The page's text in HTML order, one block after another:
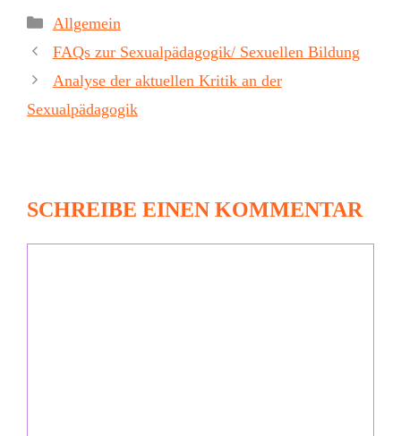
Kategorien
Allgemein
FAQs zur Sexualpädagogik/ Sexuellen Bildung
Analyse der aktuellen Kritik an der
Sexualpädagogik
SCHREIBE EINEN KOMMENTAR